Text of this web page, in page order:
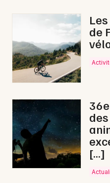
24 - Dordogne
Choisir mes
Mon email
Je
de
[…]